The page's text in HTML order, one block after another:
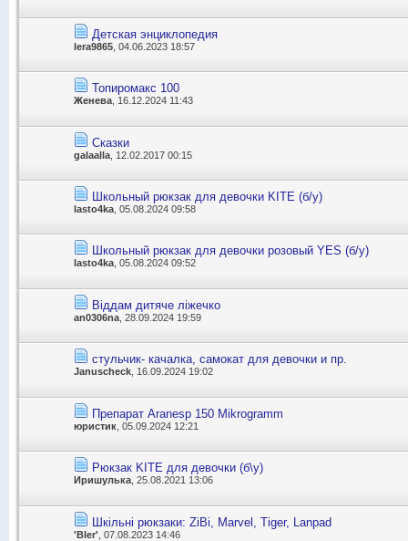
Детская энциклопедия
lera9865 , 04.06.2023 18:57
Топиромакс 100
Женева , 16.12.2024 11:43
Сказки
galaalla , 12.02.2017 00:15
Школьный рюкзак для девочки KITE (б/у)
lasto4ka , 05.08.2024 09:58
Школьный рюкзак для девочки розовый YES (б/у)
lasto4ka, 05.08.2024 09:52
Віддам дитяче ліжечко
an0306na , 28.09.2024 19:59
стульчик- качалка, самокат для девочки и пр.
Januscheck, 16.09.2024 19:02
Препарат Aranesp 150 Mikrogramm
юристик , 05.09.2024 12:21
Рюкзак KITE для девочки (б\у)
Иришулька , 25.08.2021 13:06
Шкільні рюкзаки: ZiBi, Marvel, Tiger, Lanpad
'Bler' , 07.08.2023 14:46